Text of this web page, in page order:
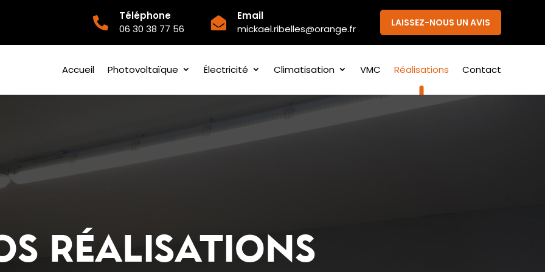

Téléphone
06 30 38 77 56

Email
mickael.ribelles@orange.fr
LAISSEZ-NOUS UN AVIS
Accueil Photovoltaïque Électricité Climatisation VMC Réalisations Contact
réalisations